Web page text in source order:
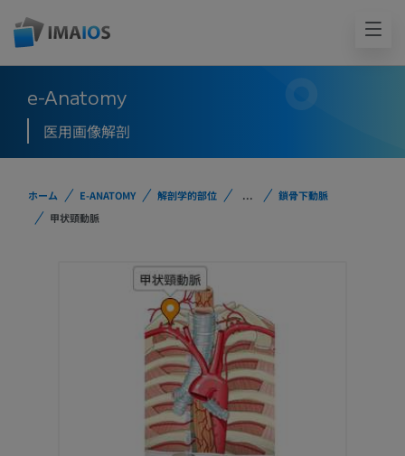
e-Anatomy
医用画像解剖
ホーム E-ANATOMY 解剖学的部位 ...
鎖骨下動脈
甲状頸動脈